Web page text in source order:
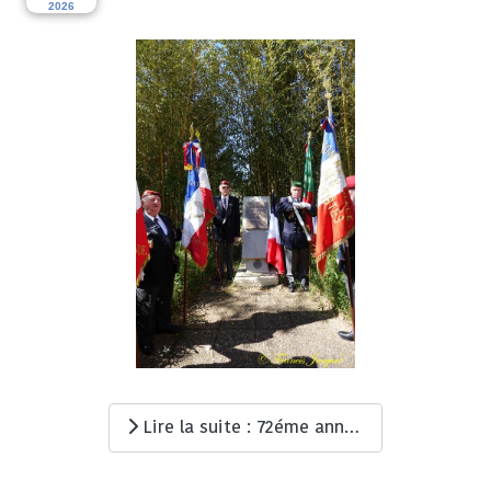
2026
Lire la suite : 72éme anniversaire de la fin des combats de Dien Bien Phu